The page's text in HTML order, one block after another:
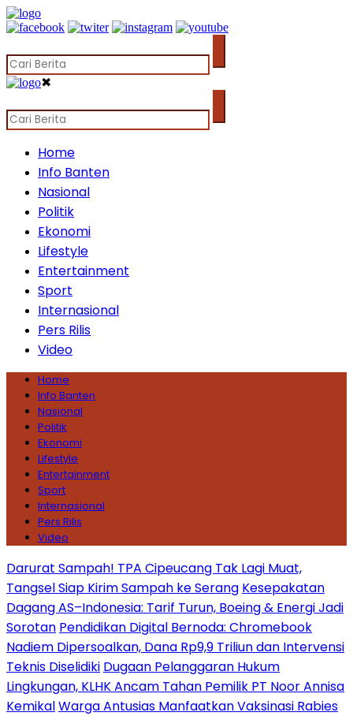
✖
Home
Info Banten
Nasional
Politik
Ekonomi
Lifestyle
Entertainment
Sport
Internasional
Pers Rilis
Video
Home
Info Banten
Nasional
Politik
Ekonomi
Lifestyle
Entertainment
Sport
Internasional
Pers Rilis
Video
Darurat Sampah! TPA Cipeucang Tak Lagi Muat,
Tangsel Siap Kirim Sampah ke Serang Kesepakatan
Dagang AS–Indonesia: Tarif Turun, Boeing & Energi Jadi
Sorotan Pendidikan Digital Bernoda: Chromebook
Nadiem Dipersoalkan, Dana Rp9,9 Triliun dan Intervensi
Teknis Diselidiki Dugaan Pelanggaran Hukum
Lingkungan, KLHK Ancam Tahan Pemilik PT Noor Annisa
KemikalWarga Antusias Manfaatkan Vaksinasi Rabies